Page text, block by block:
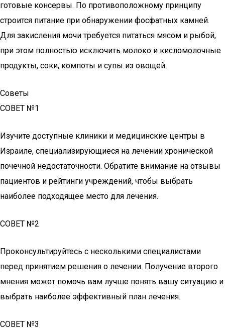
готовые консервы. По противоположному принципу
строится питание при обнаружении фосфатных камней.
Для закисления мочи требуется питаться мясом и рыбой,
при этом полностью исключить молоко и кисломолочные
продукты, соки, компоты и супы из овощей.
Советы
СОВЕТ №1
Изучите доступные клиники и медицинские центры в
Израиле, специализирующиеся на лечении хронической
почечной недостаточности. Обратите внимание на отзывы
пациентов и рейтинги учреждений, чтобы выбрать
наиболее подходящее место для лечения.
СОВЕТ №2
Проконсультируйтесь с несколькими специалистами
перед принятием решения о лечении. Получение второго
мнения может помочь вам лучше понять вашу ситуацию и
выбрать наиболее эффективный план лечения.
СОВЕТ №3